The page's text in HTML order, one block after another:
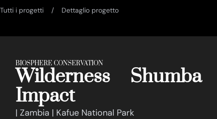
Tutti i progetti Dettaglio progetto
BIOSPHERE CONSERVATION
Wilderness Shumba
Impact
| Zambia | Kafue National Park